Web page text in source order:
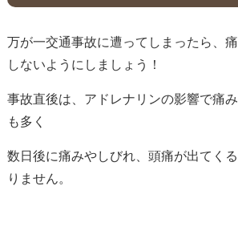
万が一交通事故に遭ってしまったら、
しないようにしましょう！
事故直後は、アドレナリンの影響で痛
も多く
数日後に痛みやしびれ、頭痛が出てく
りません。